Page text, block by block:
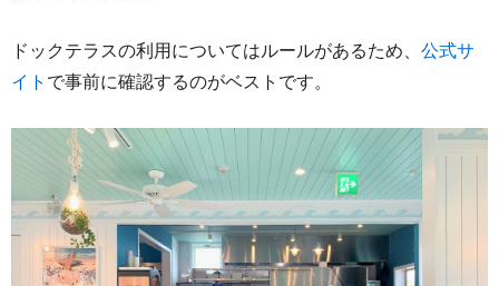
ドックテラスの利用についてはルールがあるため、 公式サ
イト で事前に確認するのがベストです。